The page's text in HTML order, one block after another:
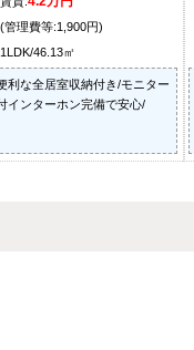
(管理費等:1,900円)
1LDK/46.13㎡
利な全居室収納付き/モニター
インターホン完備で安心/